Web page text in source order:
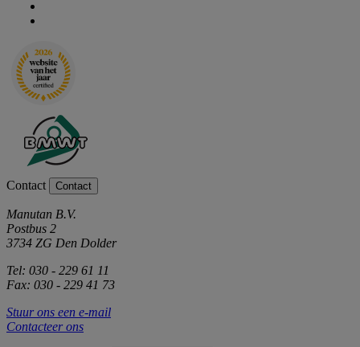
Contact Contact
Manutan B.V.
Postbus 2
3734 ZG Den Dolder
Tel: 030 - 229 61 11
Fax: 030 - 229 41 73
Stuur ons een e-mail
Contacteer ons